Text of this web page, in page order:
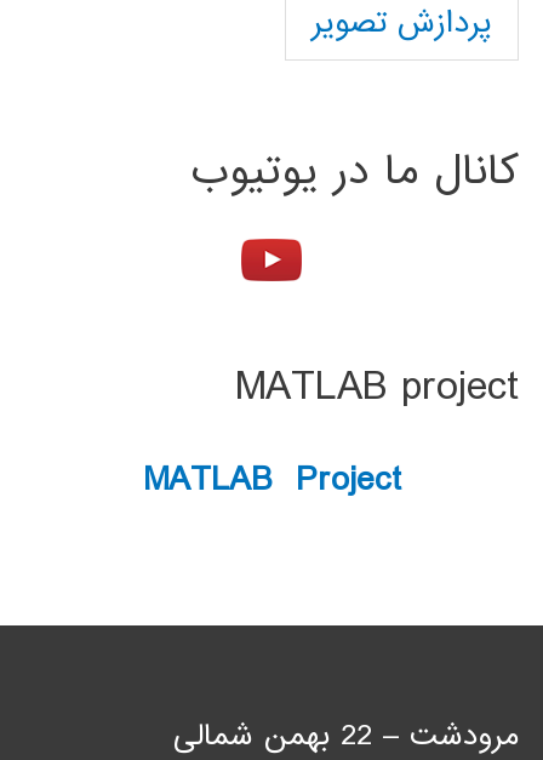
پردازش تصویر
کانال ما در یوتیوب
MATLAB project
MATLAB Project
مرودشت – 22 بهمن شمالی